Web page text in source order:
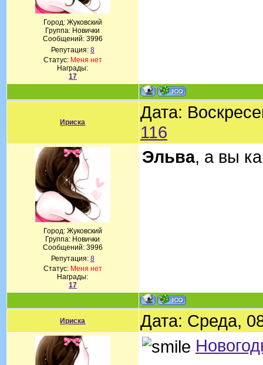
Город: Жуковский
Группа: Новички
Сообщений: 3996
Репутация: 8
Статус: Меня нет
Награды:
17
Ириска
Дата:
116
Город: Жуковский
Группа: Новички
Сообщений: 3996
Репутация: 8
Статус: Меня нет
Награды:
17
Эльва, а вы
Ириска Дата: Среда,